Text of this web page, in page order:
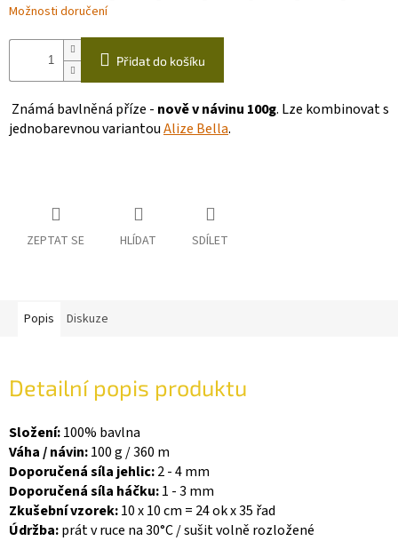
Možnosti doručení
Přidat do košíku
Známá bavlněná příze - nově v návinu 100g. Lze kombinovat s
jednobarevnou variantouAlize Bella.
ZEPTAT SE HLÍDAT SDÍLET
Popis Diskuze
Detailní popis produktu
Složení:100% bavlna
Váha / návin:100 g / 360 m
Doporučená síla jehlic:2 - 4 mm
Doporučená síla háčku:1 - 3 mm
Zkušební vzorek:10 x 10 cm = 24 ok x 35 řad
Údržba:prát v ruce na 30°C/ sušit volně rozložené